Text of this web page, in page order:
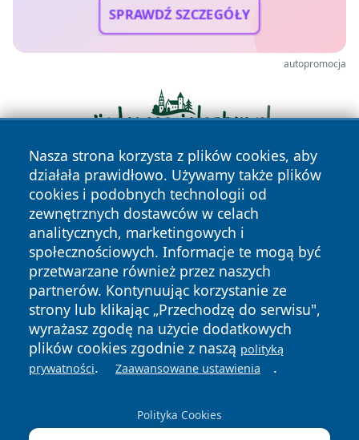
SPRAWDŹ SZCZEGÓŁY
autopromocja
Nasza strona korzysta z plików cookies, aby
działała prawidłowo. Używamy także plików
cookies i podobnych technologii od
zewnętrznych dostawców w celach
analitycznych, marketingowych i
społecznościowych. Informacje te mogą być
przetwarzane również przez naszych
partnerów. Kontynuując korzystanie ze
strony lub klikając „Przechodzę do serwisu",
wyrażasz zgodę na użycie dodatkowych
plików cookies zgodnie z naszą polityką
prywatności. Zaawansowane ustawienia .
Polityka Cookies
Copyright © 2026 newsynowodworskie.pl Wszystkie prawa
zastrzeżone.
News Autorzy
Polityka
Prywatności
Polityka
Cookies